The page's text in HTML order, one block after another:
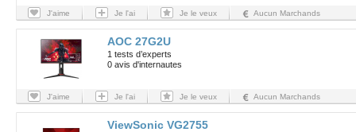
J'aime Je l'ai Je le veux Aucun Marchands
AOC 27G2U
1 tests d’experts
0 avis d'internautes
J'aime Je l'ai Je le veux Aucun Marchands
ViewSonic VG2755